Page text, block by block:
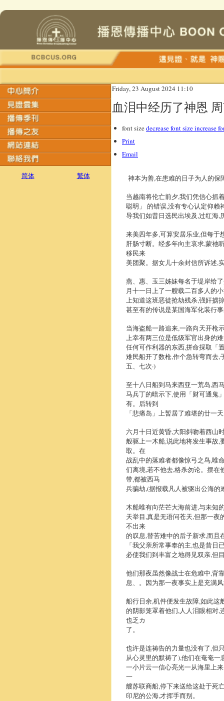
Friday, 23 August 2024 11:10
血泪中经历了神恩
font sizedecrease font sizeincrease
Print
Email
神本为善,在患难的日子为人的保
当越南将伦亡前夕,我们凭信心抓
聪明」 的错误,没有专心认定仰赖
导我们如昔日选民出埃及,过红海,
来美四年多,可算安居乐业,但每于
肝肠寸断。经多年向主哀求,蒙祂
移民来
美团聚。据女儿十余封信所诉述,
燕、惠、玉三姊妹每名于堤岸给
月十一日上了一艘载二百多人的
上知道这班恶徒抢劫残杀,强奸掳
甚至有的传说是某国海军化装行
当海盗船一路追来,一路向天开枪
上幸有两三位是低级军官出身的
任何可作利器的东西,拼命採取「
难民船开了数枪,作个急转弯而去,
五、七次·)
至十八日船到马来西亚一荒岛,西
马兵丁的暗示下,使用「财可通鬼
有。后转到
「悲痛岛」上暂居了难堪的廿一
六月十日近黄昏,大阳斜吻着西山
般驱上一木船,说此地将发生事故,
取。在
战乱中的落难者都像惊弓之鸟,唯
们离境,若不他去,格杀勿论。摆在
带,都被西马
兵骗劫,(据报载凡人被驱出公海的
木船唯有向茫芒大海前进,与未知
天举目,真是无语问苍天,但那一
不出来
的叹息,替苦难中的后子新求,而
「我父亲所常事奉的主,也是昔
必使我们到丰富之地得见双亲,但
他们那夜虽然像战士在危难中,背
息、。因为那一夜事实上是充满
船行日余,机件便发生故障,如此这
的阴影笼罩着他们,人人泪眼相对
也乏カ
了。
也许是连祷告的力量也没有了,但
从心灵里的默祷了),他们在奄奄
一小片云一信心亮光一从海里上
一
艘苏联商船,停下来送给这处于死
印尼的公海,才挥手而别。
简体 繁体